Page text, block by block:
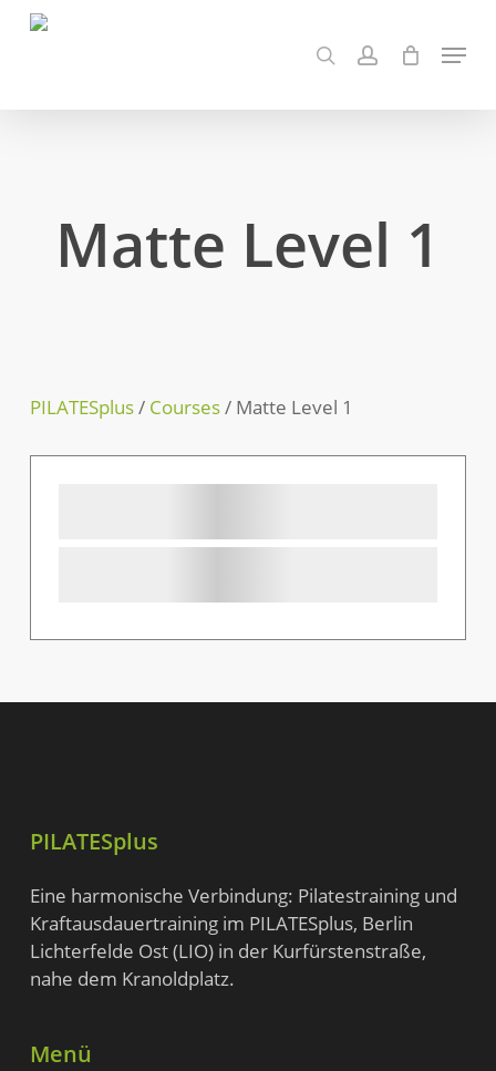
Skip
search accountMenu
Matte Level 1
PILATESplus/ Courses/ Matte Level 1
PILATESplus
Eine harmonische Verbindung: Pilatestraining und
Kraftausdauertraining im PILATESplus, Berlin
Lichterfelde Ost (LIO) in der Kurfürstenstraße,
nahe dem Kranoldplatz.
Menü